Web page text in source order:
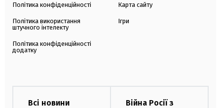
Політика конфіденційності
Політика використання
штучного інтелекту
Політика конфіденційності
додатку
Карта сайту
Ігри
Всі новини
Війна Росії з